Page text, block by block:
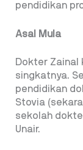
pendidikan
Asal Mula
Dokter Zainal
singkatnya.
pendidikan
Stovia
sekolah
Unair.